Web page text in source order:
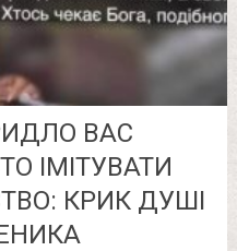
ВАС
ІМІТУВАТИ
КРИК ДУШІ